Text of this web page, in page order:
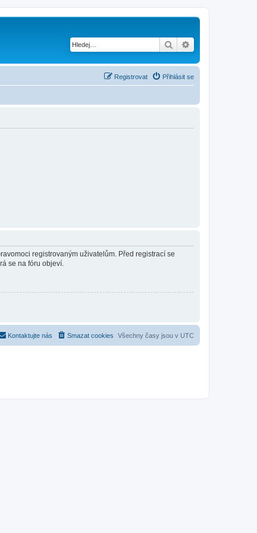
Hledat
Přihlásit se
Registrovat
registrovaným uživatelům. Před registrací se
se na fóru objeví.
Všechny časy jsou v UTC
Smazat cookies
Kontaktujte nás